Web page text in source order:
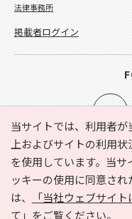
当サイトでは、利用者
上およびサイトの利用
を使用しています。当
ッキーの使用に同意さ
は、
「当社ウェブサイ
て」 をご覧ください。
e-NAVITA（イーナビタ
利用規約
個人情報
サイトマップ
法律事務所
掲載者ログイン